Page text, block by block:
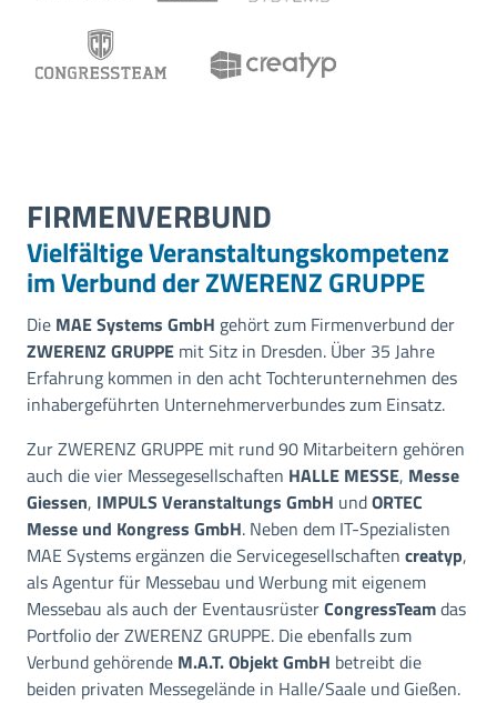
FIRMENVERBUND
Vielfältige Veranstaltungskompetenz
im Verbund der ZWERENZ GRUPPE
Die MAE Systems GmbH gehört zum Firmenverbund der
ZWERENZ GRUPPE mit Sitz in Dresden. Über 35 Jahre
Erfahrung kommen in den acht Tochterunternehmen des
inhabergeführten Unternehmerverbundes zum Einsatz.
Zur ZWERENZ GRUPPE mit rund 90 Mitarbeitern gehören
auch die vier Messegesellschaften HALLE MESSE, Messe
Giessen, IMPULS Veranstaltungs GmbH undORTEC
Messe und Kongress GmbH. Neben dem IT-Spezialisten
MAE Systems ergänzen die Servicegesellschaften creatyp,
als Agentur für Messebau und Werbung mit eigenem
Messebau als auch der EventausrüsterCongressTeamdas
Portfolio der ZWERENZ GRUPPE. Die ebenfalls zum
Verbund gehörende M.A.T. Objekt GmbH betreibt die
beiden privaten Messegelände in Halle/Saale und Gießen.